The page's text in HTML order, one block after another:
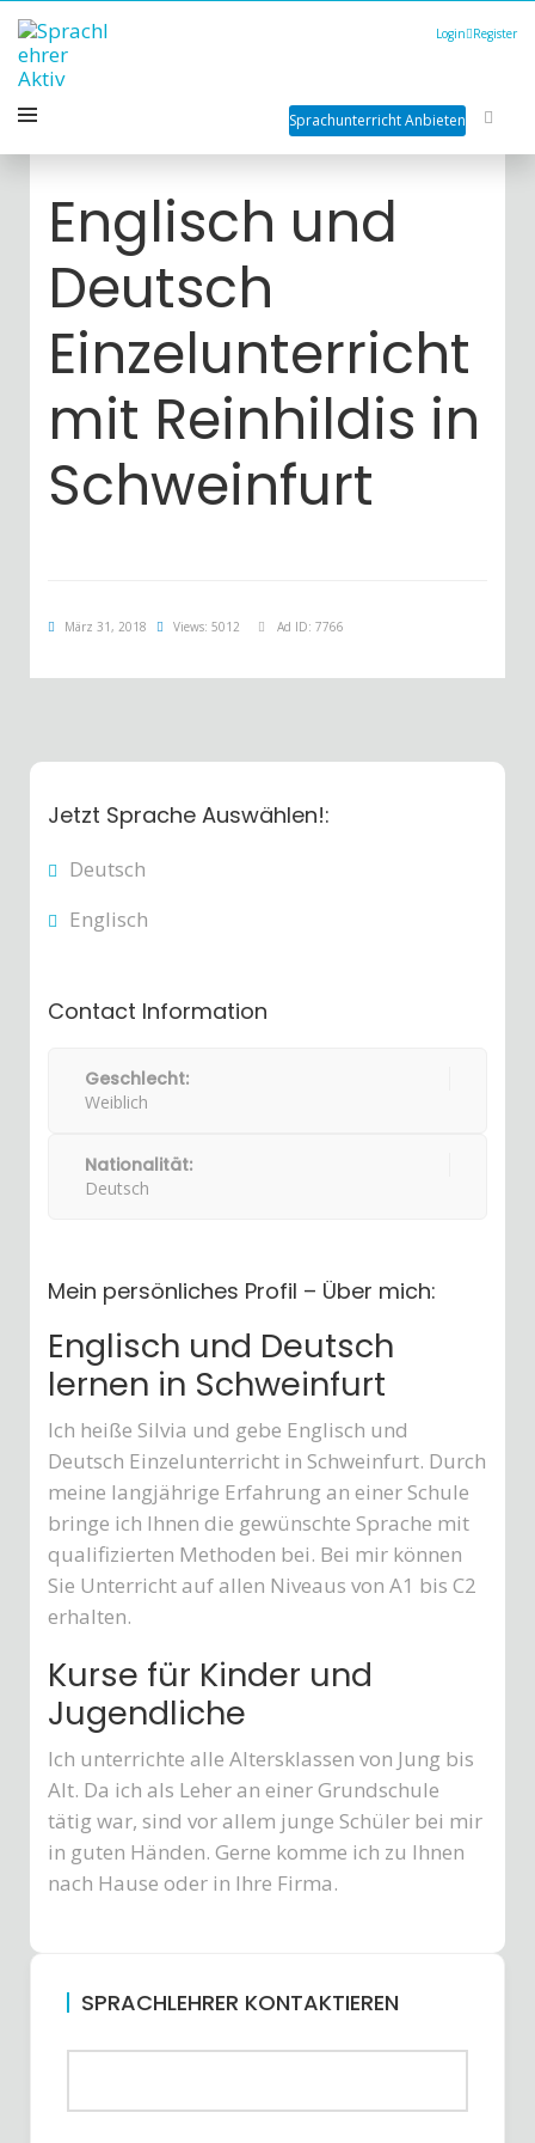
Login Register
Sprachunterricht Anbieten
Englisch und
Deutsch
Einzelunterricht
mit Reinhildis in
Schweinfurt
März 31, 2018 Views: 5012 Ad ID: 7766
Jetzt Sprache Auswählen!:
Deutsch
Englisch
Contact Information
Geschlecht:
Weiblich
Nationalität:
Deutsch
Mein persönliches Profil – Über mich:
Englisch und Deutsch
lernen in Schweinfurt
Ich heiße Silvia und gebe Englisch und
Deutsch Einzelunterricht in Schweinfurt. Durch
meine langjährige Erfahrung an einer Schule
bringe ich Ihnen die gewünschte Sprache mit
qualifizierten Methoden bei. Bei mir können
Sie Unterricht auf allen Niveaus von A1 bis C2
erhalten.
Kurse für Kinder und
Jugendliche
Ich unterrichte alle Altersklassen von Jung bis
Alt. Da ich als Leher an einer Grundschule
tätig war, sind vor allem junge Schüler bei mir
in guten Händen. Gerne komme ich zu Ihnen
nach Hause oder in Ihre Firma.
SPRACHLEHRER KONTAKTIEREN